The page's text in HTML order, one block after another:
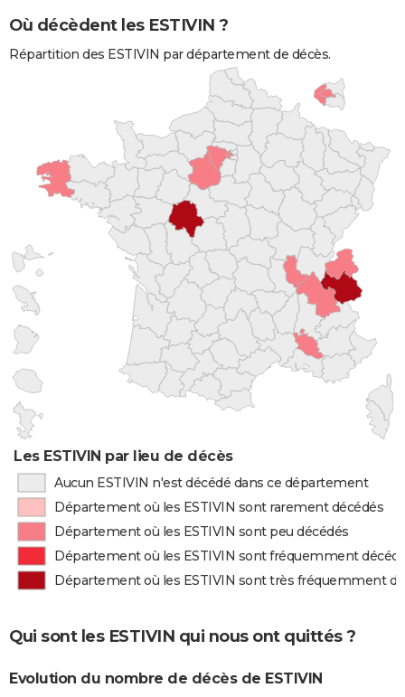
Où décèdent les ESTIVIN ?
Répartition des ESTIVIN par département de décès.
Les ESTIVIN par lieu de décès
Aucun ESTIVIN n'est décédé dans ce département
Département où les ESTIVIN sont rarement décédés
Département où les ESTIVIN sont peu décédés
Département où les ESTIVIN sont fréquemment
Département où les ESTIVIN sont très fréquemment
Qui sont les ESTIVIN qui nous ont quittés ?
Evolution du nombre de décès de ESTIVIN